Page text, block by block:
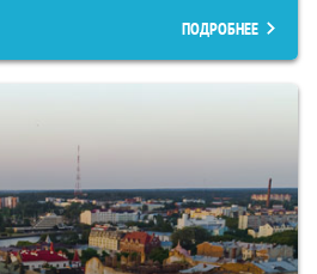
ПОДРОБНЕЕ